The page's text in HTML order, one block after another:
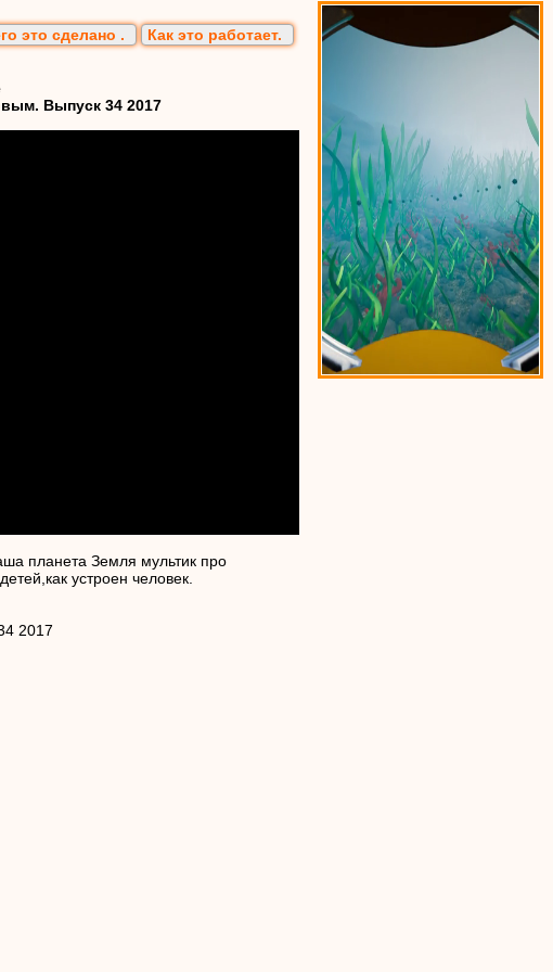
это сделано .
Как это работает.
Выпуск 34 2017
планета Земля мультик про
устроен человек.
2017